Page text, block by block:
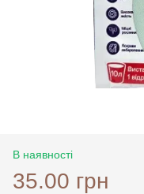
В наявності
35.00 грн